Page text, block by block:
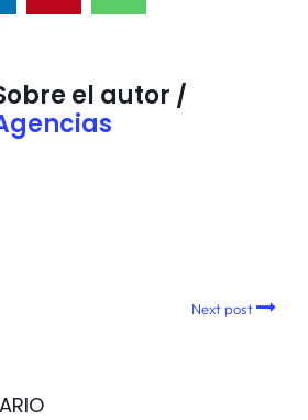
el autor /
Next post